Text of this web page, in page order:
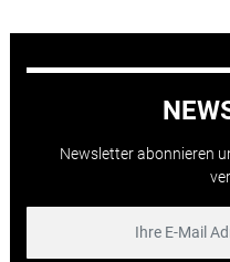
Newsletter abonnieren